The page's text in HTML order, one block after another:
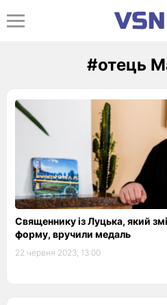
#отець
Священнику із Луцька, який
форму, вручили медаль
22 червня 2023, 13:00